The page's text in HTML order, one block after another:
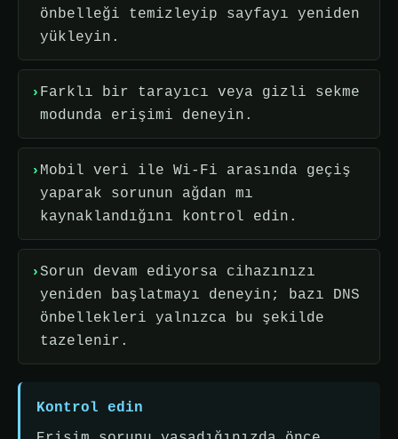
önbelleği temizleyip sayfayı yeniden
yükleyin.
Farklı bir tarayıcı veya gizli sekme
modunda erişimi deneyin.
Mobil veri ile Wi-Fi arasında geçiş
yaparak sorunun ağdan mı
kaynaklandığını kontrol edin.
Sorun devam ediyorsa cihazınızı
yeniden başlatmayı deneyin; bazı DNS
önbellekleri yalnızca bu şekilde
tazelenir.
Kontrol edin